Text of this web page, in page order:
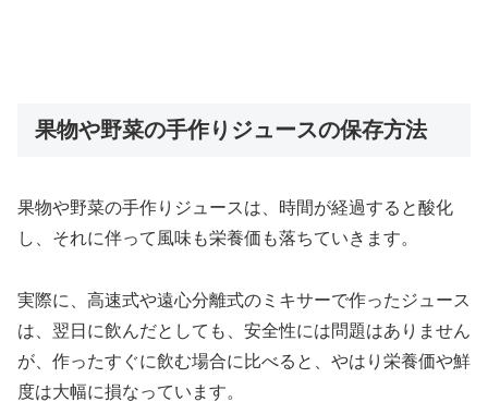
果物や野菜の手作りジュースの保存方法
果物や野菜の手作りジュースは、時間が経過すると酸化
し、それに伴って風味も栄養価も落ちていきます。
実際に、高速式や遠心分離式のミキサーで作ったジュース
は、翌日に飲んだとしても、安全性には問題はありません
が、作ったすぐに飲む場合に比べると、やはり栄養価や鮮
度は大幅に損なっています。